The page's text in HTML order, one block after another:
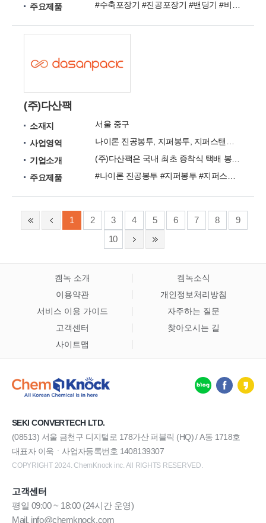
주요제품
(주)다산팩
소재지
서울 중구
사업영역
기업소개
주요제품
1 2 3 4 5 6 7 8
9
10
켐녹 소개
켐녹소식
이용약관
개인정보처리방침
서비스 이용 가이드
자주하는 질문
고객센터
찾아오시는 길
사이트맵
SEKI CONVERTECH LTD.
(08513) 서울 금천구 디지털로 178가산 퍼블릭 (HQ) / A동 1718호
대표자 이욱ㆍ사업자등록번호 1408139307
COPYRIGHT 2024. ChemKnock inc. All RIGHTS RESERVED.
고객센터
평일 09:00 ~ 18:00 (24시간 운영)
Mail. info@chemknock.com